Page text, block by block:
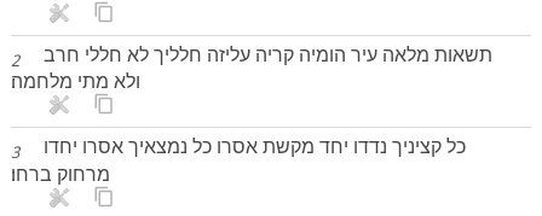
2
תשאות מלאה עיר הומיה קריה עליזה חלליך לא חללי חרב
ולא מתי מלחמה׃
3
כל קציניך נדדו יחד מקשת אסרו כל נמצאיך אסרו יחדו
מרחוק ברחו׃